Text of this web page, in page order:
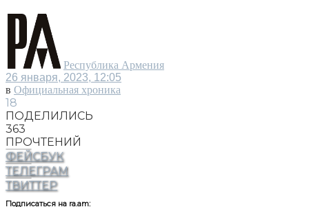
Республика Армения
26 января, 2023, 12:05
в Официальная хроника
18
ПОДЕЛИЛИСЬ
363
ПРОЧТЕНИЙ
ФЕЙСБУК
ТЕЛЕГРАМ
ТВИТТЕР
Подписаться на ra.am: